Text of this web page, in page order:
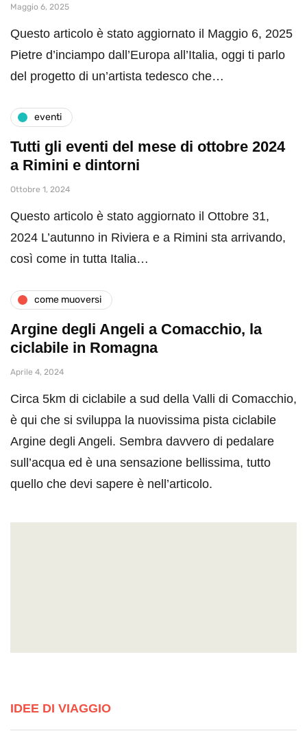
Maggio 6, 2025
Questo articolo è stato aggiornato il Maggio 6, 2025
Pietre d’inciampo dall’Europa all’Italia, oggi ti parlo
del progetto di un’artista tedesco che…
eventi
Tutti gli eventi del mese di ottobre 2024
a Rimini e dintorni
Ottobre 1, 2024
Questo articolo è stato aggiornato il Ottobre 31,
2024 L’autunno in Riviera e a Rimini sta arrivando,
così come in tutta Italia…
come muoversi
Argine degli Angeli a Comacchio, la
ciclabile in Romagna
Aprile 4, 2024
Circa 5km di ciclabile a sud della Valli di Comacchio,
è qui che si sviluppa la nuovissima pista ciclabile
Argine degli Angeli. Sembra davvero di pedalare
sull’acqua ed è una sensazione bellissima, tutto
quello che devi sapere è nell’articolo.
IDEE DI VIAGGIO